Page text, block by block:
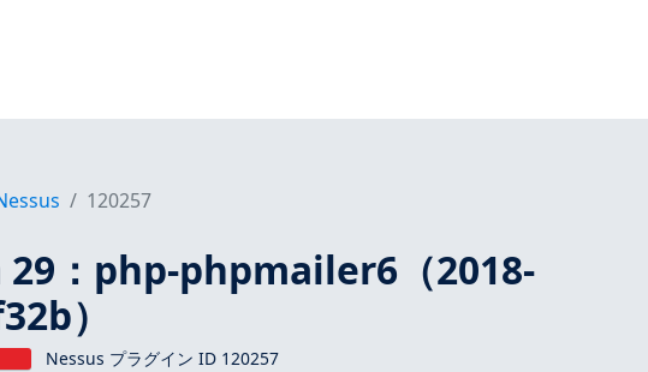
120257
29：php-phpmailer6（2018-
）
Nessus プラグイン ID 120257